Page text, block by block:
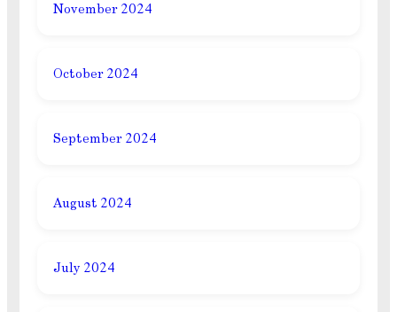
November 2024
October 2024
September 2024
August 2024
July 2024